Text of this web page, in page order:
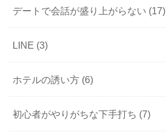
デートで会話が盛り上がらない (17)
LINE (3)
ホテルの誘い方 (6)
初心者がやりがちな下手打ち (7)